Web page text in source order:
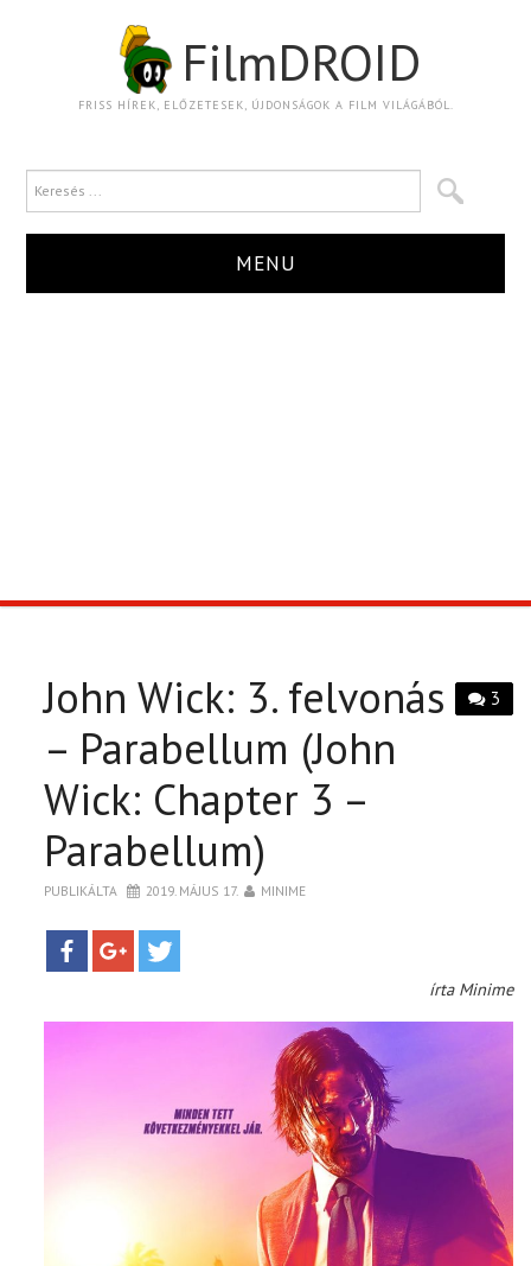
FilmDROID
FRISS HÍREK, ELŐZETESEK, ÚJDONSÁGOK A FILM VILÁGÁBÓL.
MENU
PÓLÓ RENDELÉS
3
John Wick: 3. felvonás
– Parabellum (John
Wick: Chapter 3 –
Parabellum)
PUBLIKÁLTA 2019. MÁJUS 17. MINIME
írta Minime